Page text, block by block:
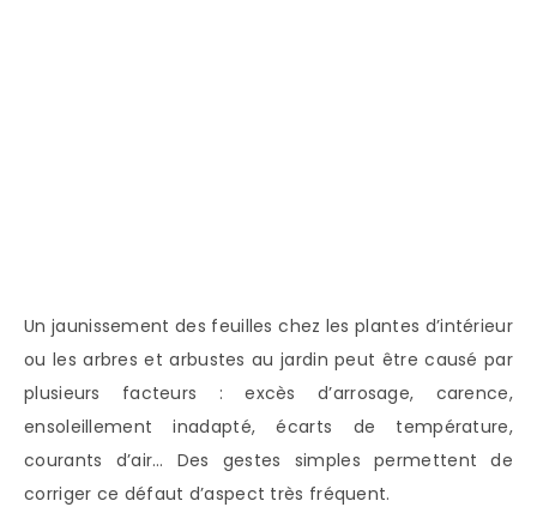
Un jaunissement des feuilles chez les plantes d’intérieur
ou les arbres et arbustes au jardin peut être causé par
plusieurs facteurs : excès d’arrosage, carence,
ensoleillement inadapté, écarts de température,
courants d’air… Des gestes simples permettent de
corriger ce défaut d’aspect très fréquent.